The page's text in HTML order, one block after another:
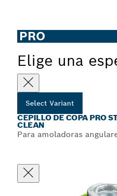
PRO
Elige una
Select Variant
CEPILLO DE COPA PRO
CLEAN
Para amoladoras